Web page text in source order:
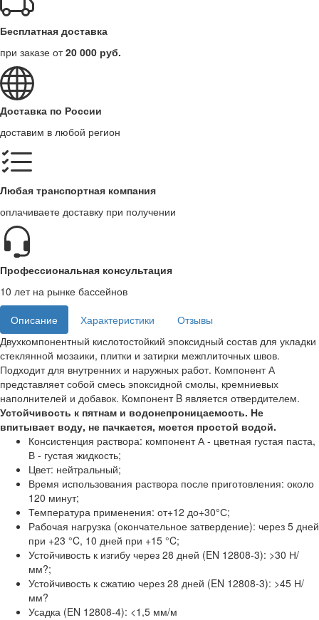
Бесплатная доставка
при заказе от20 000 руб.
Доставка по России
доставим в любой регион
Любая транспортная компания
оплачиваете доставку при получении
Профессиональная консультация
10 лет на рынке бассейнов
Описание
Характеристики
Отзывы
Двухкомпонентный кислотостойкий эпоксидный состав для укладки
стеклянной мозаики, плитки и затирки межплиточных швов.
Подходит для внутренних и наружных работ. Компонент А
представляет собой смесь эпоксидной смолы, кремниевых
наполнителей и добавок. Компонент B является отвердителем.
Устойчивость к пятнам и водонепроницаемость. Не
впитывает воду, не пачкается, моется простой водой.
Консистенция раствора: компонент А - цветная густая паста,
В - густая жидкость;
Цвет: нейтральный;
Время использования раствора после приготовления: около
120 минут;
Температура применения: от+12 до+30°С;
Рабочая нагрузка (окончательное затвердение): через 5 дней
при +23 °C, 10 дней при +15 °C;
Устойчивость к изгибу через 28 дней (EN 12808-3): >30 Н/
мм?;
Устойчивость к сжатию через 28 дней (EN 12808-3): >45 Н/
мм?
Усадка (EN 12808-4): <1,5 мм/м